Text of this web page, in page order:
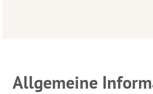
Allgemeine